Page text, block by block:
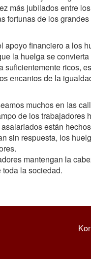
más jubilados entre
fortunas de los
apoyo financiero a los
la huelga se
ricos,
encantos de la
muchos en las
de los trabajadores
están
sin respuesta, los
mantengan la
la sociedad.